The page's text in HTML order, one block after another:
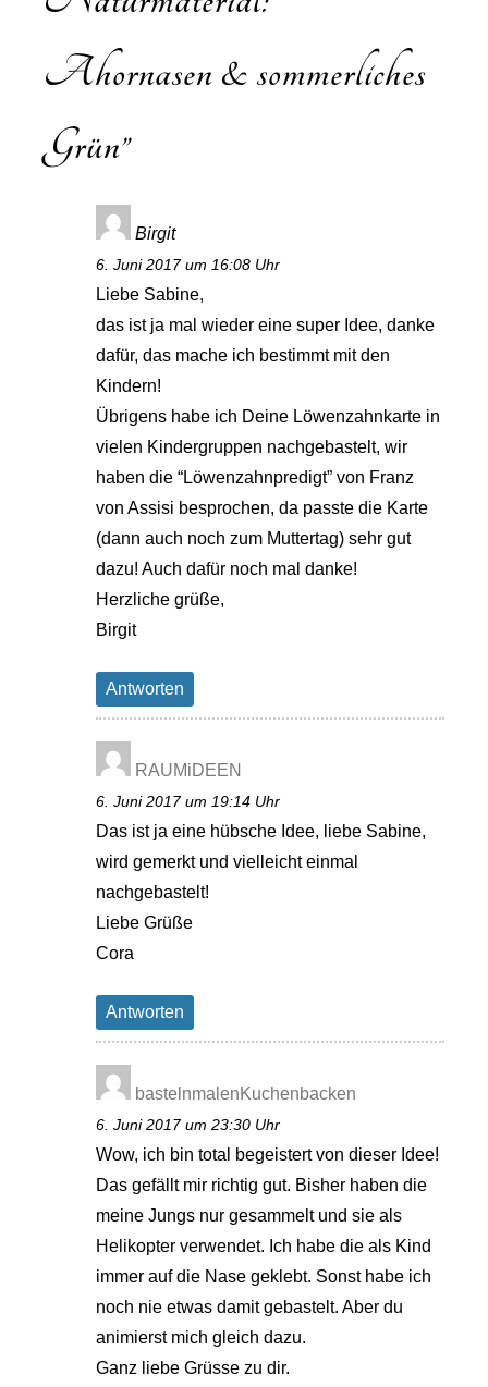
Ahornasen & sommerliches
Grün”
Birgit
6. Juni 2017 um 16:08 Uhr
Liebe Sabine,
das ist ja mal wieder eine super Idee, danke
dafür, das mache ich bestimmt mit den
Kindern!
Übrigens habe ich Deine Löwenzahnkarte in
vielen Kindergruppen nachgebastelt, wir
haben die “Löwenzahnpredigt” von Franz
von Assisi besprochen, da passte die Karte
(dann auch noch zum Muttertag) sehr gut
dazu! Auch dafür noch mal danke!
Herzliche grüße,
Birgit
Antworten
RAUMiDEEN
6. Juni 2017 um 19:14 Uhr
Das ist ja eine hübsche Idee, liebe Sabine,
wird gemerkt und vielleicht einmal
nachgebastelt!
Liebe Grüße
Cora
Antworten
bastelnmalenKuchenbacken
6. Juni 2017 um 23:30 Uhr
Wow, ich bin total begeistert von dieser Idee!
Das gefällt mir richtig gut. Bisher haben die
meine Jungs nur gesammelt und sie als
Helikopter verwendet. Ich habe die als Kind
immer auf die Nase geklebt. Sonst habe ich
noch nie etwas damit gebastelt. Aber du
animierst mich gleich dazu.
Ganz liebe Grüsse zu dir.